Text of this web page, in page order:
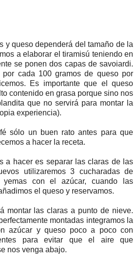
y queso dependerá del tamaño de la
a elaborar el tiramisú teniendo en
se ponen dos capas de savoiardi.
cada 100 gramos de queso por
Es importante que el queso
contenido en grasa porque sino nos
que no servirá para montar la
experiencia).
sólo un buen rato antes para que
a hacer la receta.
a hacer es separar las claras de las
utilizaremos 3 cucharadas de
yemas con el azúcar, cuando las
el queso y reservamos.
montar las claras a punto de nieve.
montadas integramos la
azúcar y queso poco a poco con
para evitar que el aire que
nos venga abajo.